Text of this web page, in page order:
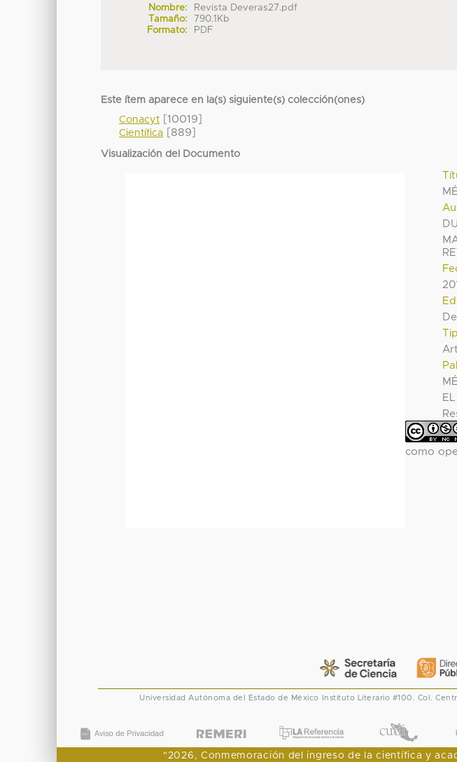
Nombre:
Revista Deveras27.pdf
Tamaño:
790.1Kb
Formato:
PDF
Este ítem aparece en la(s) siguiente(s) colección(ones)
Conacyt [10019]
Científica [889]
Visualización del Documento
como
Universidad Autónoma del Estado de México Instituto Literario #100. Col.
"2026, Conmemoración del ingreso de la científica y